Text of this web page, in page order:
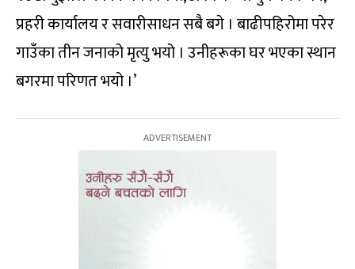
प्रहरी कार्यालय र सवारीसाधन सबै बगे । बाढीपहिरोमा परेर
गाउँका तीन जनाको मृत्यु भयो । उनीहरूका घर भएका स्थान
बगरमा परिणत भयो ।’